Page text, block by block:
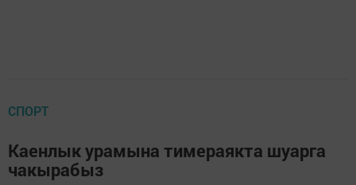
СПОРТ
Каенлык урамына тимераякта шуарга
чакырабыз